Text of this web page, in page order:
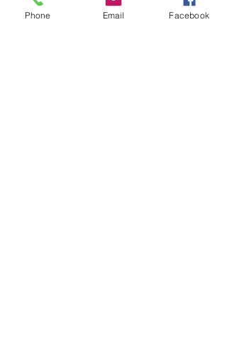
Spedizione
Phone Email Facebook